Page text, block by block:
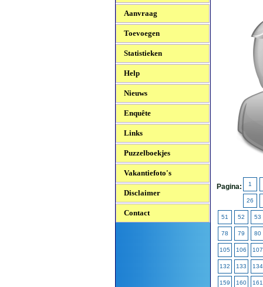
Aanvraag
Toevoegen
Statistieken
Help
Nieuws
Enquête
Links
Puzzelboekjes
Vakantiefoto's
Disclaimer
Contact
Pagina: 1
26
51 52 53
78 79 80
105 106 107
132 133 134
159 160 161